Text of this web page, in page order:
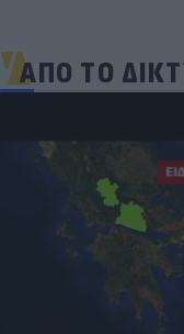
ΑΠΟ ΤΟ